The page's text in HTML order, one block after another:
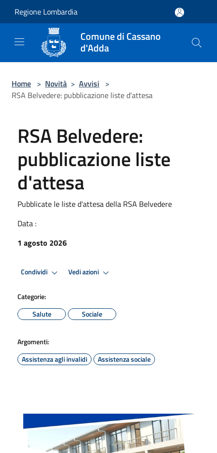
Regione Lombardia
Comune di Cassano
d'Adda
Home > Novità > Avvisi >
RSA Belvedere: pubblicazione liste d'attesa
RSA Belvedere:
pubblicazione liste
d'attesa
Pubblicate le liste d'attesa della RSA Belvedere
Data :
1 agosto 2026
Condividi Vedi azioni
Categorie:
Salute
Sociale
Argomenti:
Assistenza agli invalidi
Assistenza sociale